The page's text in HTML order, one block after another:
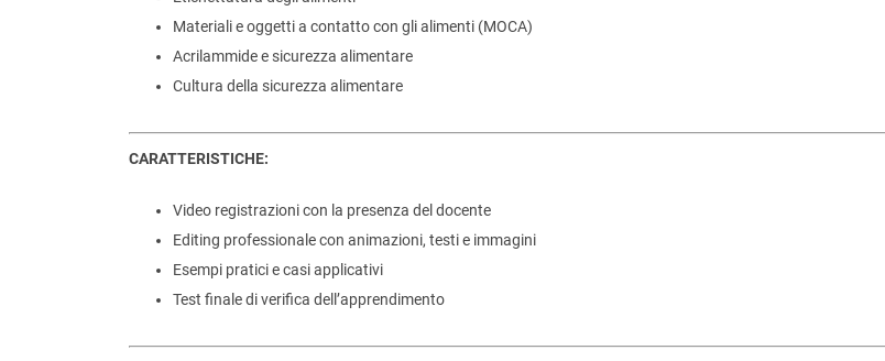
Materiali e oggetti a contatto con gli alimenti (MOCA)
Acrilammide e sicurezza alimentare
Cultura della sicurezza alimentare
CARATTERISTICHE:
Video registrazioni con la presenza del docente
Editing professionale con animazioni, testi e immagini
Esempi pratici e casi applicativi
Test finale di verifica dell’apprendimento